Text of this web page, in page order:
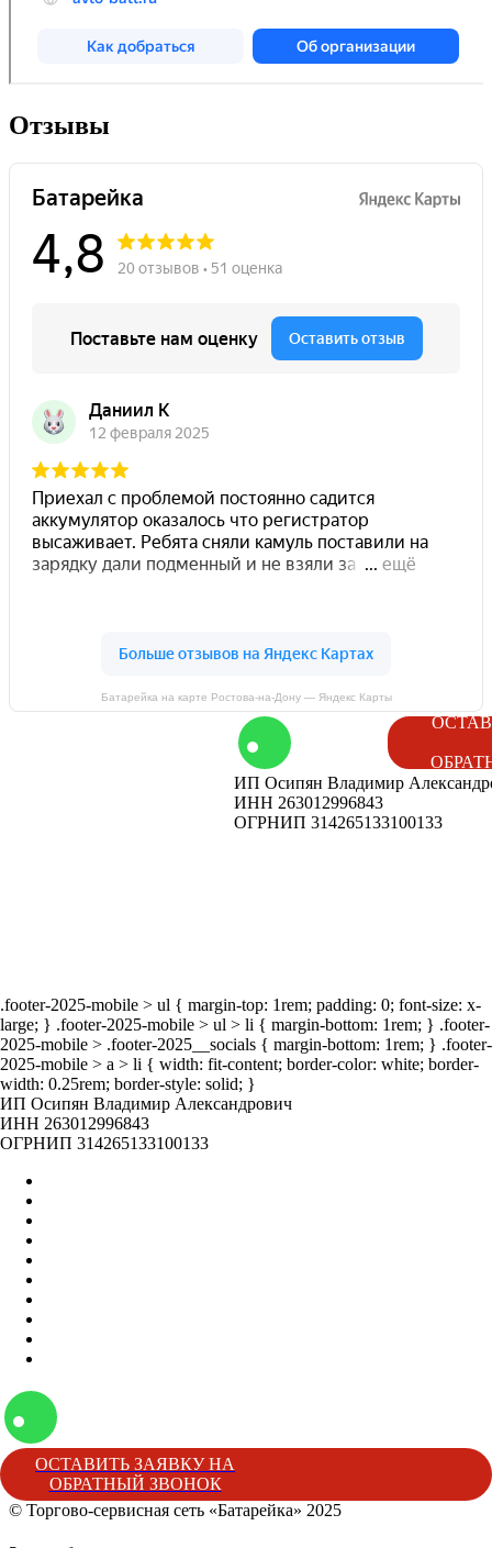
Отзывы
Батарейка на карте Ростова‑на‑Дону — Яндекс Карты
ИП Осипян Владимир
ИНН 263012996843
ОГРНИП 314265133100133
.footer-2025-mobile > ul { margin-top: 1rem; padding: 0; font-size: x-
large; } .footer-2025-mobile > ul > li { margin-bottom: 1rem; } .footer-
2025-mobile > .footer-2025__socials { margin-bottom: 1rem; } .footer-
2025-mobile > a > li { width: fit-content; border-color: white; border-
width: 0.25rem; border-style: solid; }
ИП Осипян Владимир Александрович
ИНН 263012996843
ОГРНИП 314265133100133
ОСТАВИТЬ ЗАЯВКУ НА
ОБРАТНЫЙ ЗВОНОК
© Торгово-сервисная сеть «Батарейка» 2025